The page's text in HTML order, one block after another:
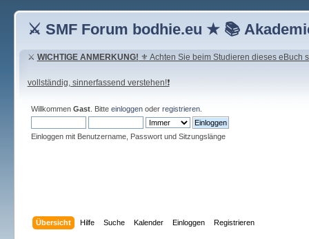
⚔ SMF Forum bodhie.eu ★ 📚
⚔ WICHTIGE ANMERKUNG! ⚜ Achten Sie beim Studieren dieses eBuch
vollständig, sinnerfassend verstehen!❗
Willkommen Gast. Bitte einloggenoder registrieren.
Einloggen mit Benutzername, Passwort und Sitzungslänge
Übersicht Hilfe Suche Kalender Einloggen Registrieren